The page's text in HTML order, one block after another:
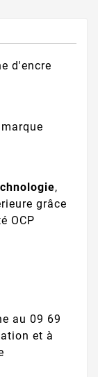
d'encre
,
grâce
OCP
au 09 69
et à